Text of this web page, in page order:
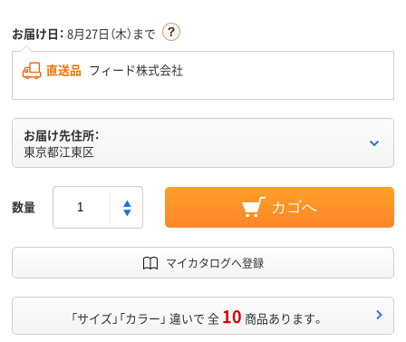
お届け日： 8月27日（木）まで
直送品 フィード株式会社
お届け先住所：
東京都江東区
数量 カゴへ
マイカタログへ登録
「サイズ」「カラー」 違いで 全 10 商品あります。